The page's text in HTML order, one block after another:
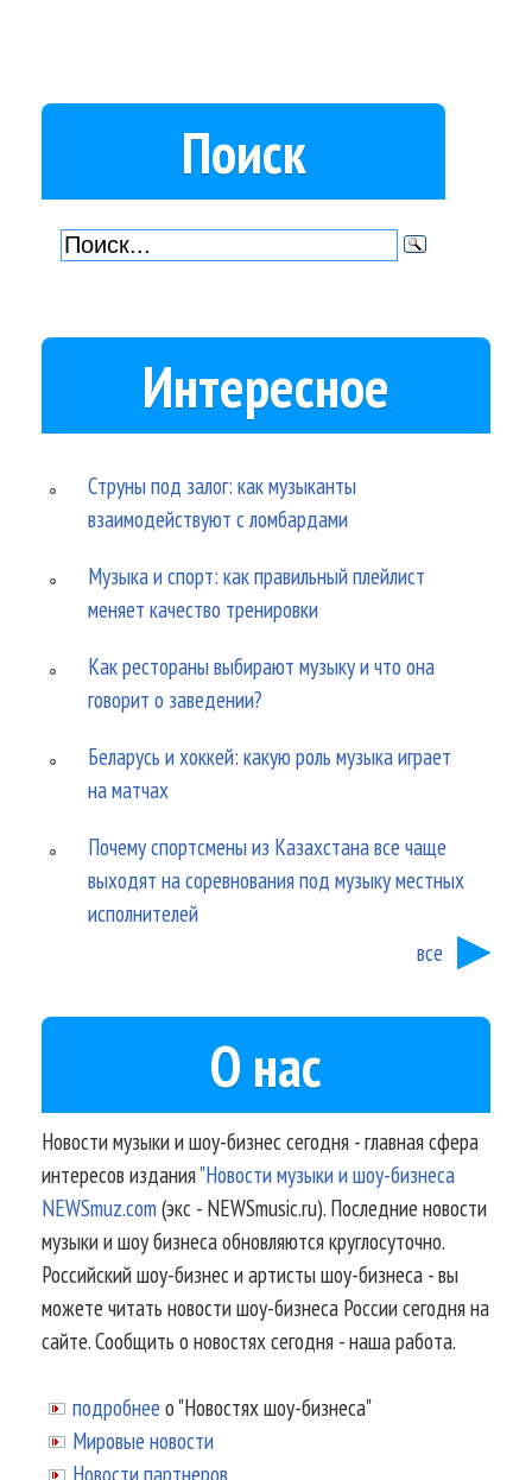
Поиск
Интересное
Струны под залог: как музыканты
взаимодействуют с ломбардами
Музыка и спорт: как правильный плейлист
меняет качество тренировки
Как рестораны выбирают музыку и что она
говорит о заведении?
Беларусь и хоккей: какую роль музыка играет
на матчах
Почему спортсмены из Казахстана все чаще
выходят на соревнования под музыку местных
исполнителей
все
О нас
Новости музыки и шоу-бизнес сегодня - главная сфера
интересов издания"Новости музыки и шоу-бизнеса
NEWSmuz.com(экс - NEWSmusic.ru). Последние новости
музыки и шоу бизнеса обновляются круглосуточно.
Российский шоу-бизнес и артисты шоу-бизнеса - вы
можете читать новости шоу-бизнеса России сегодня на
сайте. Сообщить о новостях сегодня - наша работа.
подробнее о "Новостях шоу-бизнеса"
Мировые новости
Новости партнеров